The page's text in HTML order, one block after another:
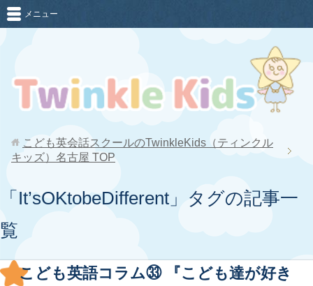
メニュー
こども英会話スクールのTwinkleKids（ティンクル
キッズ）名古屋 TOP
「It’sOKtobeDifferent」タグの記事一
覧
こども英語コラム㉝ 『こども達が好き